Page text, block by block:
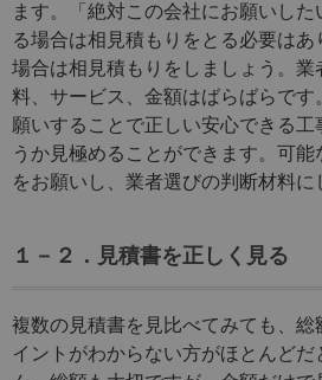
ます。「絶対この会社にお願いし
る場合は相見積もりをとる必要は
場合は相見積もりをしましょう。業
料、サービス、金額はばらばらです
願いすることで正しい安心できる
うか見極めることができます。可能
をお願いし、業者選びの判断材料に
１－２．見積書を正しく見る
複数の見積書を見比べてみても、総
イントがわからない方がほとんどだ